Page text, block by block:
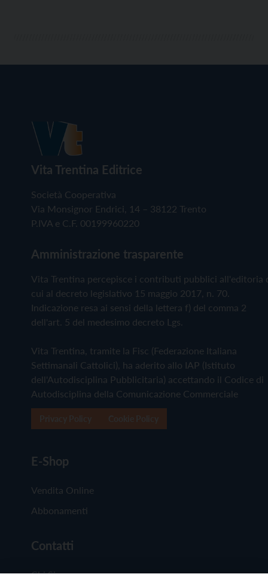
Vita Trentina Editrice
Società Cooperativa
Via Monsignor Endrici, 14 – 38122 Trento
P.IVA e C.F. 00199960220
Amministrazione trasparente
Vita Trentina percepisce i contributi pubblici all'editoria
cui al decreto legislativo 15 maggio 2017, n. 70.
Indicazione resa ai sensi della lettera f) del comma 2
dell'art. 5 del medesimo decreto Lgs.
Vita Trentina, tramite la Fisc (Federazione Italiana
Settimanali Cattolici), ha aderito allo IAP (Istituto
dell'Autodisciplina Pubblicitaria) accettando il Codice di
Autodisciplina della Comunicazione Commerciale
E-Shop
Vendita Online
Abbonamenti
Contatti
Chi Siamo